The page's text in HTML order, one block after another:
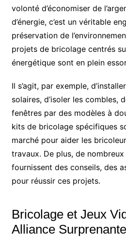
volonté d’économiser de
d’énergie, c’est un véritable
préservation de
projets de bricolage centrés
énergétique sont en plein
Il s’agit, par exemple,
solaires, d’isoler les combles,
fenêtres par des modèles à
kits de bricolage spécifiques
marché pour aider les
travaux. De plus, de
fournissent des conseils, des
pour réussir ces projets.
Bricolage et Jeux
Alliance Surprenante